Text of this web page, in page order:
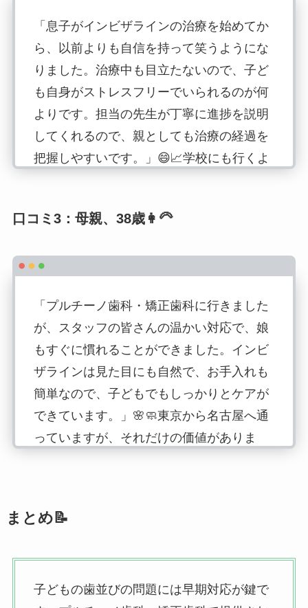
「息子がインビザラインの治療を始めてか
ら、以前よりも自信を持って笑うようにな
りました。治療中も目立たないので、子ど
も自身がストレスフリーでいられるのが何
よりです。担当の先生が丁寧に進捗を説明
してくれるので、親としても治療の経過を
把握しやすいです。」😄📈学校にも行くよ
口コミ3：母親、38歳👩‍🦳
「プルチーノ歯科・矯正歯科に行きました
が、スタッフの皆さんの温かい対応で、娘
もすぐに慣れることができました。インビ
ザラインは見た目にも自然で、お手入れも
簡単なので、子どもでもしっかりとケアが
できています。」🌸🧼東京から名古屋へ通
っていますが、それだけの価値がありま
まとめ📝
子どもの歯並びの問題には早期対応が鍵で